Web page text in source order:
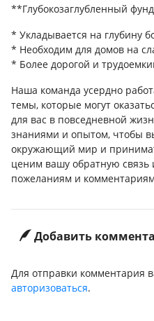
**Глубокозаглубленный
* Укладывается на глубину
* Необходим для домов на
* Более дорогой и
Наша команда усердно
темы, которые могут
для вас в повседневной
знаниями и опытом, чтобы
окружающий мир и
ценим вашу обратную связь
пожеланиям и
Добавить
Для отправки комментария
авторизоваться.